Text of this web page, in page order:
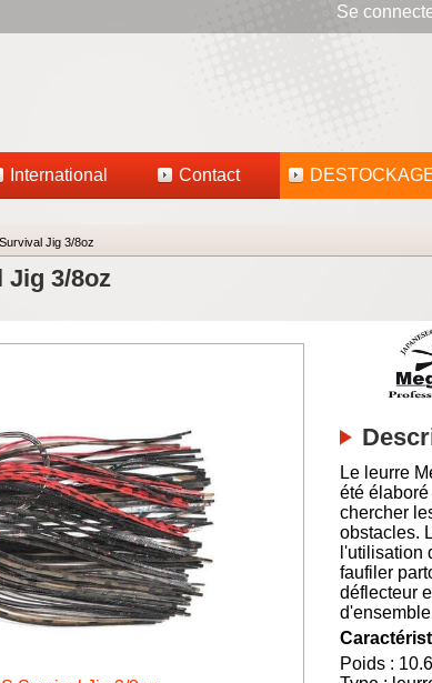
International Contact
Se
Jig 3/8oz
Jig 3/8oz
Le leurre
été
chercher
obstacles.
l'utilisation
faufiler
déflecteur
Poids :